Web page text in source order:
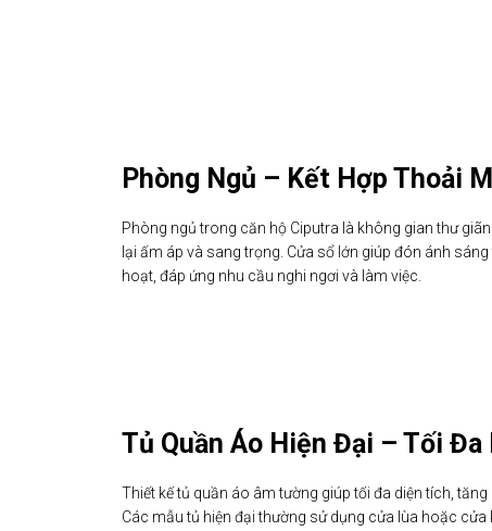
Phòng Ngủ – Kết Hợp Thoải
Phòng ngủ trong căn hộ Ciputra là không gian thư
lại ấm áp và sang trọng. Cửa sổ lớn giúp đón ánh
hoạt, đáp ứng nhu cầu nghi ngơi và làm việc.
Tủ Quần Áo Hiện Đại – Tối Đa
Thiết kế tủ quần áo âm tường giúp tối đa diện tích,
Các mẫu tủ hiện đại thường sử dụng cửa lùa hoặc